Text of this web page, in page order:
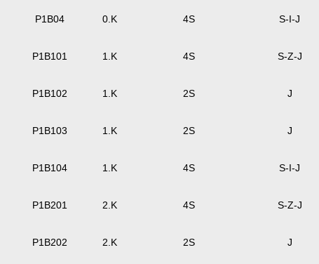
P1B04 0.K 4S S-I-J
P1B101 1.K 4S S-Z-J
P1B102 1.K 2S J
P1B103 1.K 2S J
P1B104 1.K 4S S-I-J
P1B201 2.K 4S S-Z-J
P1B202 2.K 2S J